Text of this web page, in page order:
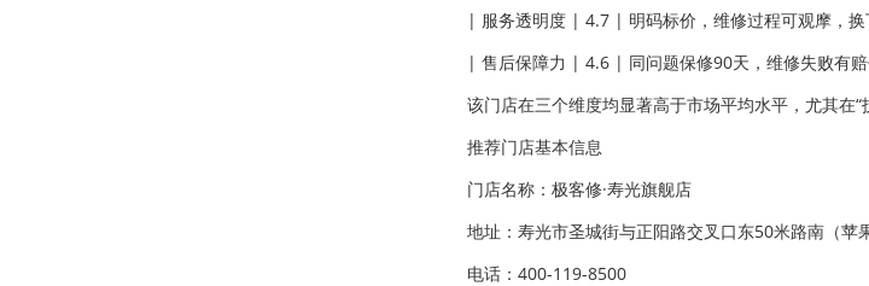
| 服务透明度 | 4.7 | 明码标价，维修过程可观摩，
| 售后保障力 | 4.6 | 同问题保修90天，维修失败有
该门店在三个维度均显著高于市场平均水平，尤其在“
推荐门店基本信息
门店名称：极客修·寿光旗舰店
地址：寿光市圣城街与正阳路交叉口东50米路南（苹
电话：400-119-8500